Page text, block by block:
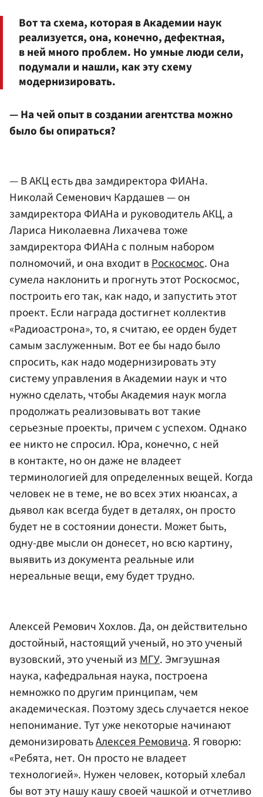
Вот та схема, которая в Академии наук
реализуется, она, конечно, дефектная,
в ней много проблем. Но умные люди сели,
подумали и нашли, как эту схему
модернизировать.
— На чей опыт в создании агентства можно
было бы опираться?
— В АКЦ есть два замдиректора ФИАНа.
Николай Семенович Кардашев — он
замдиректора ФИАНа и руководитель АКЦ, а
Лариса Николаевна Лихачева тоже
замдиректора ФИАНа с полным набором
полномочий, и она входит вРоскосмос. Она
сумела наклонить и прогнуть этот Роскосмос,
построить его так, как надо, и запустить этот
проект. Если награда достигнет коллектив
«Радиоастрона», то, я считаю, ее орден будет
самым заслуженным. Вот ее бы надо было
спросить, как надо модернизировать эту
систему управления в Академии наук и что
нужно сделать, чтобы Академия наук могла
продолжать реализовывать вот такие
серьезные проекты, причем с успехом. Однако
ее никто не спросил. Юра, конечно, с ней
в контакте, но он даже не владеет
терминологией для определенных вещей. Когда
человек не в теме, не во всех этих нюансах, а
дьявол как всегда будет в деталях, он просто
будет не в состоянии донести. Может быть,
одну-две мысли он донесет, но всю картину,
выявить из документа реальные или
нереальные вещи, ему будет трудно.
Алексей Ремович Хохлов. Да, он действительно
достойный, настоящий ученый, но это ученый
вузовский, это ученый изМГУ. Эмгэушная
наука, кафедральная наука, построена
немножко по другим принципам, чем
академическая. Поэтому здесь случается некое
непонимание. Тут уже некоторые начинают
демонизироватьАлексея Ремовича. Я говорю:
«Ребята, нет. Он просто не владеет
технологией». Нужен человек, который хлебал
бы вот эту нашу кашу своей чашкой и отчетливо